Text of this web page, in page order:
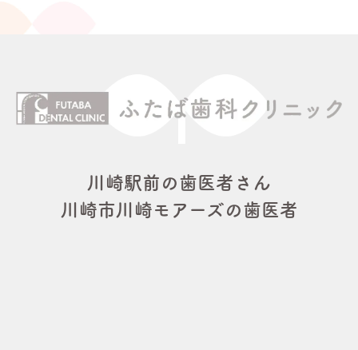
川崎駅前の歯医者さん
川崎市川崎モアーズの歯医者